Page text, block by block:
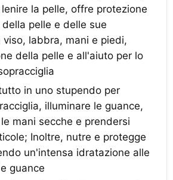
la pelle, offre protezione
pelle e delle sue
labbra, mani e piedi,
della pelle e all'aiuto per lo
in uno stupendo per
illuminare le guance,
mani secche e prendersi
Inoltre, nutre e protegge
un'intensa idratazione alle
guance